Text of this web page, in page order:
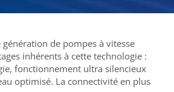
génération de pompes à vitesse
inhérents à cette technologie :
fonctionnement ultra silencieux
optimisé. La connectivité en plus